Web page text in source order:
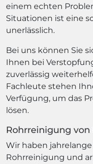
einem echten
Situationen ist eine
unerlässlich.
Bei uns können Sie
Ihnen bei
zuverlässig
Fachleute stehen
Verfügung, um das
lösen.
Rohrreinigung von
Wir haben
Rohrreinigung und